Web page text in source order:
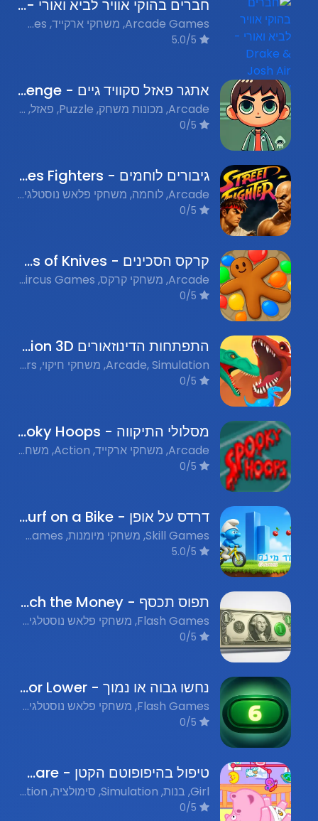
חברים בהוקי אוויר לביא ואורי - Drake & Josh Air Hockey
Arcade Games, משחקי ארקייד, Sports Games, משחקי ספורט, Air Hockey, הוקי אוויר
אתגר פאזל סקוויד גיים - Squid Game Jigsaw Challenge
Arcade, מכונות משחק, Puzzle, פאזל, TV Show Based, מבוסס סדרת טלוויזיה
גיבורים לוחמים - Heroes Fighters
Arcade, לוחמה, משחקי פלאש נוסטלגים, Fighting, מכות
קרקס הסכינים - Circus of Knives
Arcade, משחקי קרקס, Circus Games, משחקי פלאש נוסטלגים
התפתחות הדינוזאורים 3D - Dino Evolution 3D
Arcade, Simulation, משחקי חיקוי, Dinosaurs, דינוזאורים, 3D Games, משחקים תלת-ממדיים
מסלולי התיקווה - Spooky Hoops
Arcade, משחקי ארקייד, Action, משחקי פעולה, Halloween, הלווין, Multiplayer, מרובה משתמשים, Sports, משחקי ספורט, Nostalgic Flash Games, משחקי פלאש נוסטלגים
דרדס על אופן - Smurf on a Bike
Skill Games, משחקי מיומנות, Nostalgic Flash Games, משחקי פלאש נוסטלגים, BMX Games, משחקי אופני BMX
תפוס תכסף - Catch the Money
Flash Games, משחקי פלאש נוסטלגים, Arcade, ארקייד
נחשו גבוה או נמוך - Guess Higher or Lower
Flash Games, משחקי פלאש נוסטלגים, Guessing Game, משחקי ניחושים
טיפול בהיפופוטם הקטן - Little Hippo Care
Girl, בנות, Simulation, סימולציה, Education, חינוך, Animal Care, טיפול בבעלי חיים